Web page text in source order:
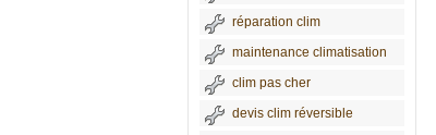
réparation clim
maintenance climatisation
clim pas cher
devis clim réversible